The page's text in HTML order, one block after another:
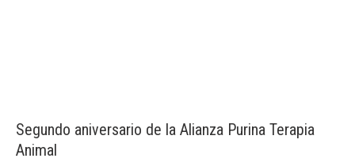
Segundo aniversario de la Alianza Purina Terapia
Animal